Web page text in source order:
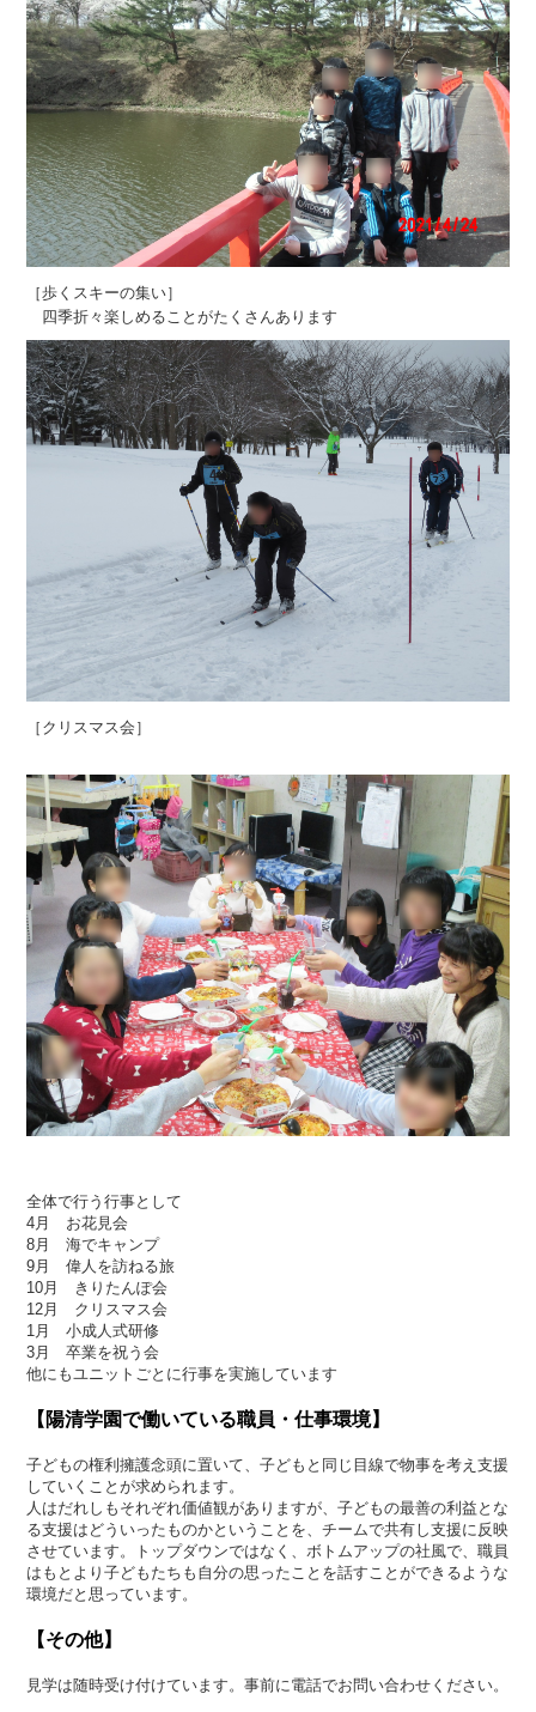
［歩くスキーの集い］
四季折々楽しめることがたくさんあります
［クリスマス会］
全体で行う行事として
4月 お花見会
8月 海でキャンプ
9月 偉人を訪ねる旅
10月 きりたんぽ会
12月 クリスマス会
1月 小成人式研修
3月 卒業を祝う会
他にもユニットごとに行事を実施しています
【陽清学園で働いている職員・仕事環境】
子どもの権利擁護念頭に置いて、子どもと同じ目線で物事を考え支援
していくことが求められます。
人はだれしもそれぞれ価値観がありますが、子どもの最善の利益とな
る支援はどういったものかということを、チームで共有し支援に反映
させています。トップダウンではなく、ボトムアップの社風で、職員
はもとより子どもたちも自分の思ったことを話すことができるような
環境だと思っています。
【その他】
見学は随時受け付けています。事前に電話でお問い合わせください。